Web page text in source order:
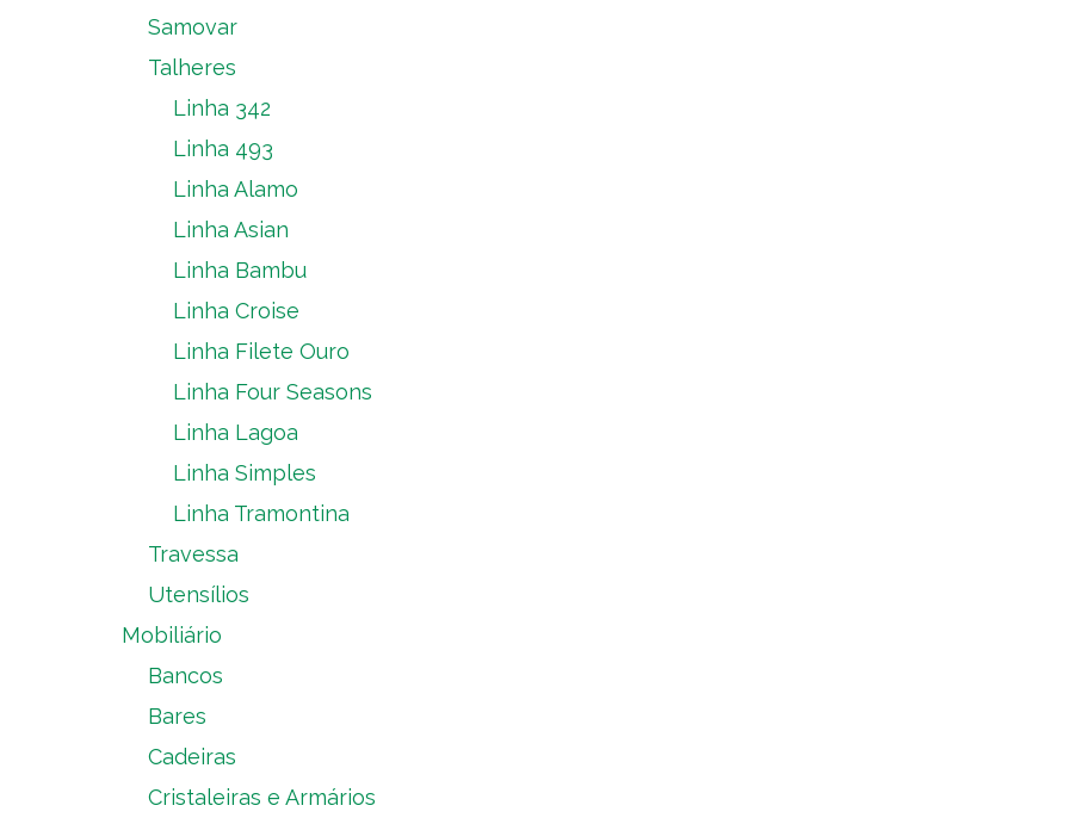
Samovar
Talheres
Linha 342
Linha 493
Linha Alamo
Linha Asian
Linha Bambu
Linha Croise
Linha Filete Ouro
Linha Four Seasons
Linha Lagoa
Linha Simples
Linha Tramontina
Travessa
Utensílios
Mobiliário
Bancos
Bares
Cadeiras
Cristaleiras e Armários